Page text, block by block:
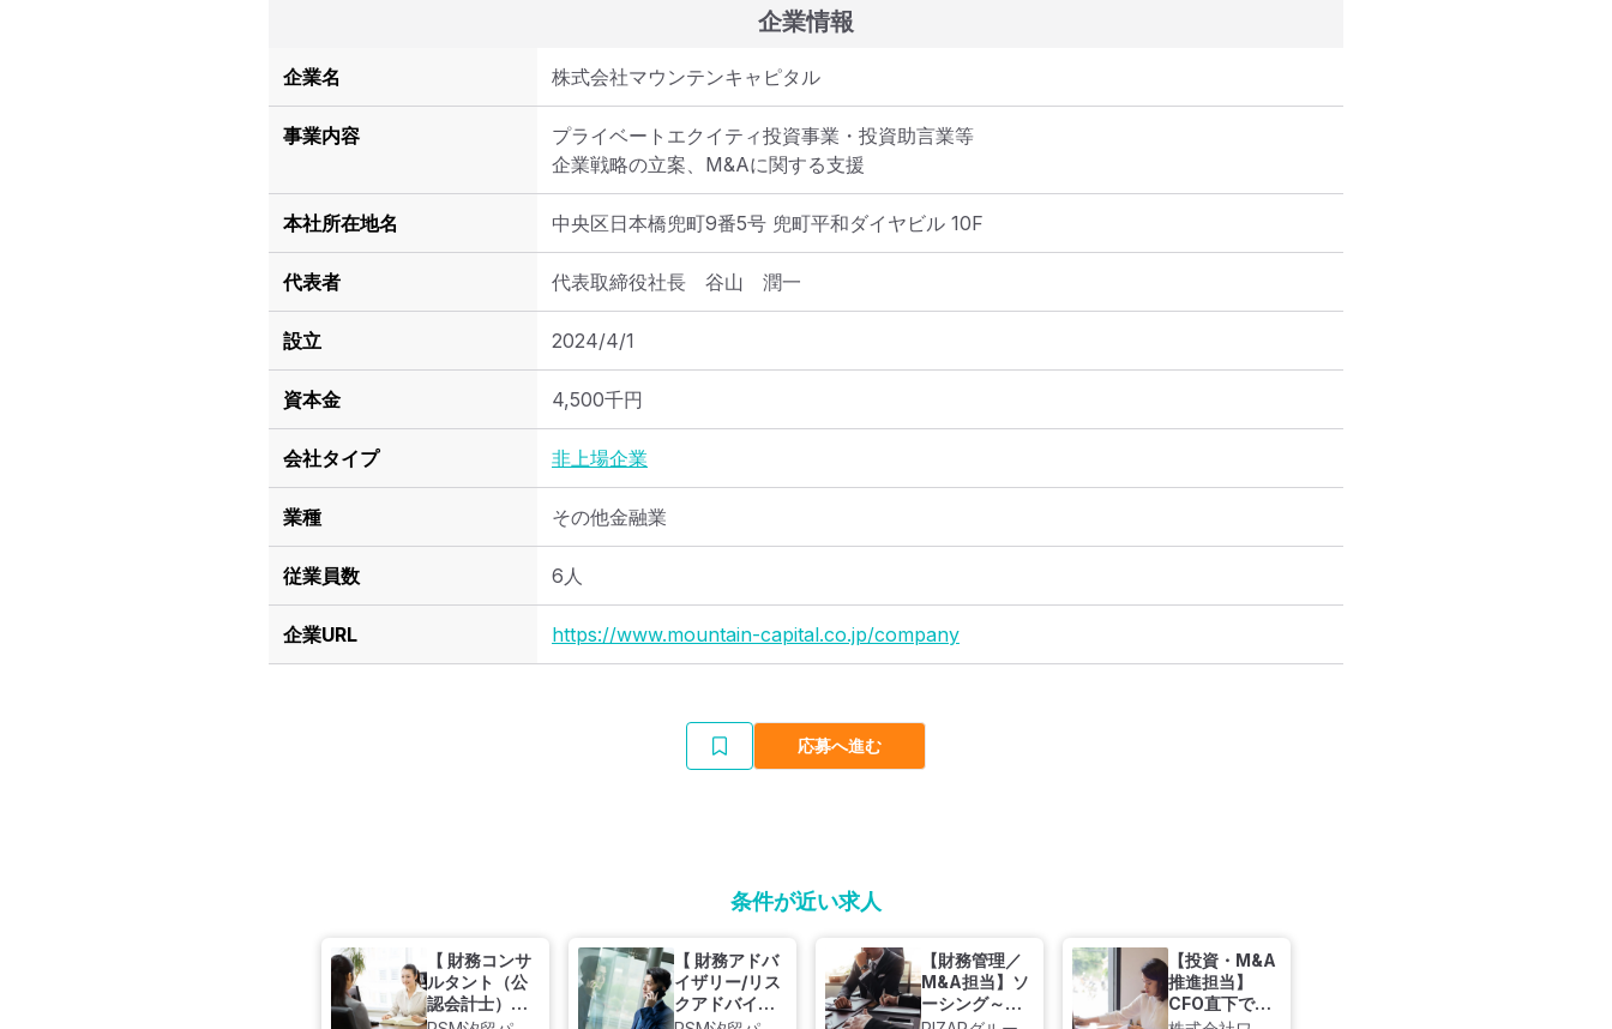
企業情報
企業名 株式会社マウンテンキャピタル
事業内容
プライベートエクイティ投資事業・投資助言業等
企業戦略の立案、M&Aに関する支援
本社所在地名 中央区日本橋兜町9番5号 兜町平和ダイヤビル 10F
代表者 代表取締役社長　谷山　潤一
設立 2024/4/1
資本金 4,500千円
会社タイプ 非上場企業
業種 その他金融業
従業員数 6人
企業URL https://www.mountain-capital.co.jp/company
応募へ進む
条件が近い求人
【 財務コンサ
ルタント（公
認会計士）】
フルリモー
【 財務アドバ
イザリー/リス
クアドバイザ
リー】フルリ
【財務管理／
M&A担当】ソ
ーシング～
PMI一気通貫
【投資・M&A
推進担当】
CFO直下でソ
ーシング〜